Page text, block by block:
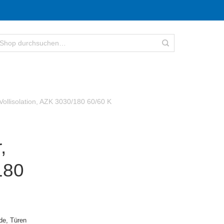
AZK 3030/180 60/60 K
Türen